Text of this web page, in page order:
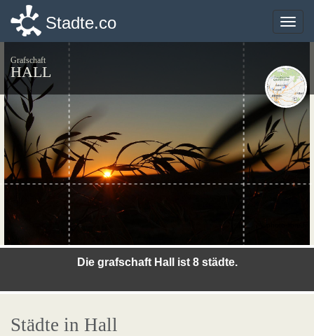
Toggle
Stadte.co
Grafschaft
HALL
Die grafschaft Hall ist 8 städte.
Städte in Hall
Toggle
Stadte.co